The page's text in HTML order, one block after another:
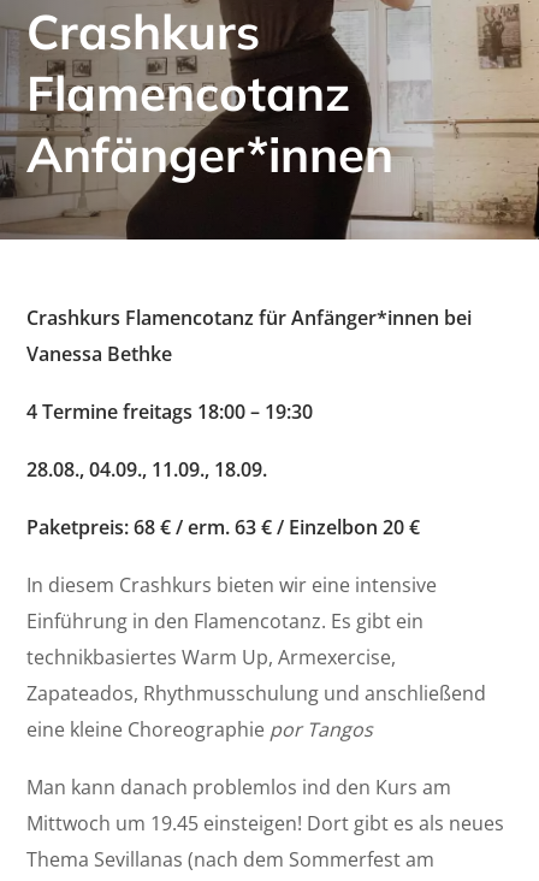
Crashkurs
Flamencotanz
Anfänger*innen
Crashkurs Flamencotanz für Anfänger*innen bei
Vanessa Bethke
4 Termine freitags 18:00 – 19:30
28.08., 04.09., 11.09., 18.09.
Paketpreis: 68 € / erm. 63 € / Einzelbon 20 €
In diesem Crashkurs bieten wir eine intensive
Einführung in den Flamencotanz. Es gibt ein
technikbasiertes Warm Up, Armexercise,
Zapateados, Rhythmusschulung und anschließend
eine kleine Choreographie por Tangos
Man kann danach problemlos ind den Kurs am
Mittwoch um 19.45 einsteigen! Dort gibt es als neues
Thema Sevillanas (nach dem Sommerfest am